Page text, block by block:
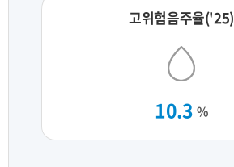
고위험음주율('25)
10.3 %